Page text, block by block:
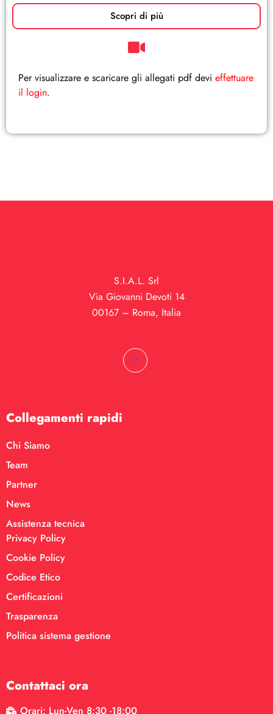
Scopri di più
Per visualizzare e scaricare gli allegati pdf devi effettuare
il login.
S.I.A.L. Srl
Via Giovanni Devoti 14
00167 – Roma, Italia
Collegamenti rapidi
Chi Siamo
Team
Partner
News
Assistenza tecnica
Privacy Policy
Cookie Policy
Codice Etico
Certificazioni
Trasparenza
Politica sistema gestione
Contattaci ora
Orari: Lun-Ven 8:30 -18:00